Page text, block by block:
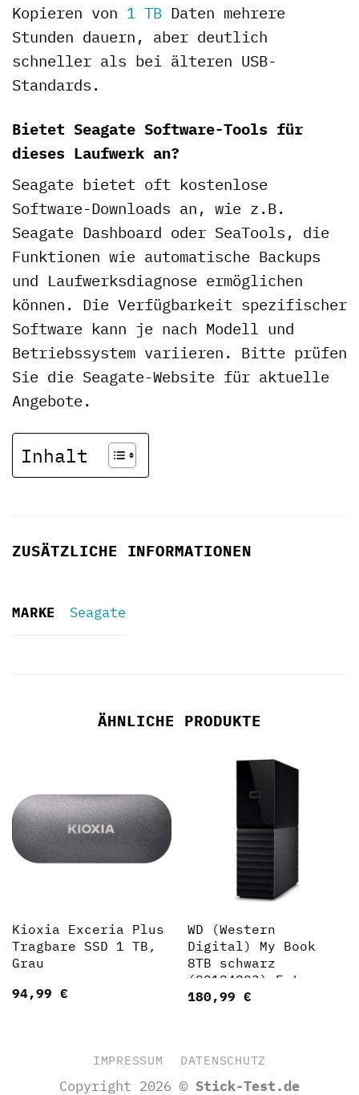
Kopieren von 1 TB Daten mehrere
Stunden dauern, aber deutlich
schneller als bei älteren USB-
Standards.
Bietet Seagate Software-Tools für
dieses Laufwerk an?
Seagate bietet oft kostenlose
Software-Downloads an, wie z.B.
Seagate Dashboard oder SeaTools, die
Funktionen wie automatische Backups
und Laufwerksdiagnose ermöglichen
können. Die Verfügbarkeit spezifischer
Software kann je nach Modell und
Betriebssystem variieren. Bitte prüfen
Sie die Seagate-Website für aktuelle
Angebote.
Inhalt
ZUSÄTZLICHE INFORMATIONEN
MARKE Seagate
ÄHNLICHE PRODUKTE
Kioxia Exceria Plus
Tragbare SSD 1 TB,
Grau
94,99 €
WD (Western
Digital) My Book
8TB schwarz
(00184803) Externe
HDD-Festplatte
180,99 €
IMPRESSUM DATENSCHUTZ
Copyright 2026 © Stick-Test.de